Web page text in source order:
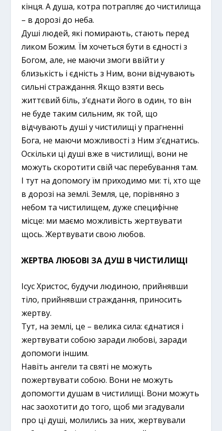
кінця. А душа, котра потрапляє до чистилища
– в дорозі до неба.
Душі людей, які помирають, стають перед
ликом Божим. Їм хочеться бути в єдності з
Богом, але, не маючи змоги ввійти у
близькість і єдність з Ним, вони відчувають
сильні страждання. Якщо взяти весь
життєвий біль, з’єднати його в один, то він
не буде таким сильним, як той, що
відчувають душі у чистилищі у прагненні
Бога, не маючи можливості з Ним з’єднатись.
Оскільки ці душі вже в чистилищі, вони не
можуть скоротити свій час перебування там.
І тут на допомогу їм приходимо ми: ті, хто ще
в дорозі на землі. Земля, це, порівняно з
небом та чистилищем, дуже специфічне
місце: ми маємо можливість жертвувати
щось. Жертвувати свою любов.
ЖЕРТВА ЛЮБОВІ ЗА ДУШ В ЧИСТИЛИЩІ
Ісус Христос, будучи людиною, прийнявши
тіло, прийнявши страждання, приносить
жертву.
Тут, на землі, це – велика сила: єднатися і
жертвувати собою заради любові, заради
допомоги іншим.
Навіть ангели та святі не можуть
пожертвувати собою. Вони не можуть
допомогти душам в чистилищі. Вони можуть
нас заохотити до того, щоб ми згадували
про ці душі, молились за них, жертвували